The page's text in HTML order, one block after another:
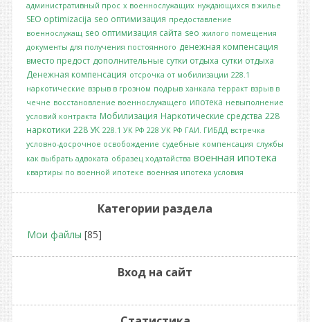
административный прос х военнослужащих нуждающихся в жилье
SEO optimizacija seo оптимизация предоставление
военнослужащ seo оптимизация сайта seo жилого помещения
документы для получения постоянного денежная компенсация
вместо предост дополнительные сутки отдыха сутки отдыха
Денежная компенсация отсрочка от мобилизации 228.1
наркотические взрыв в грозном подрыв ханкала терракт взрыв в
чечне восстановление военнослужащего ипотека невыполнение
условий контракта Мобилизация Наркотические средства 228
наркотики 228 УК 228.1 УК РФ 228 УК РФ ГАИ. ГИБДД встречка
условно-досрочное освобождение судебные компенсация службы
как выбрать адвоката образец ходатайства военная ипотека
квартиры по военной ипотеке военная ипотека условия
Категории раздела
Мои файлы [85]
Вход на сайт